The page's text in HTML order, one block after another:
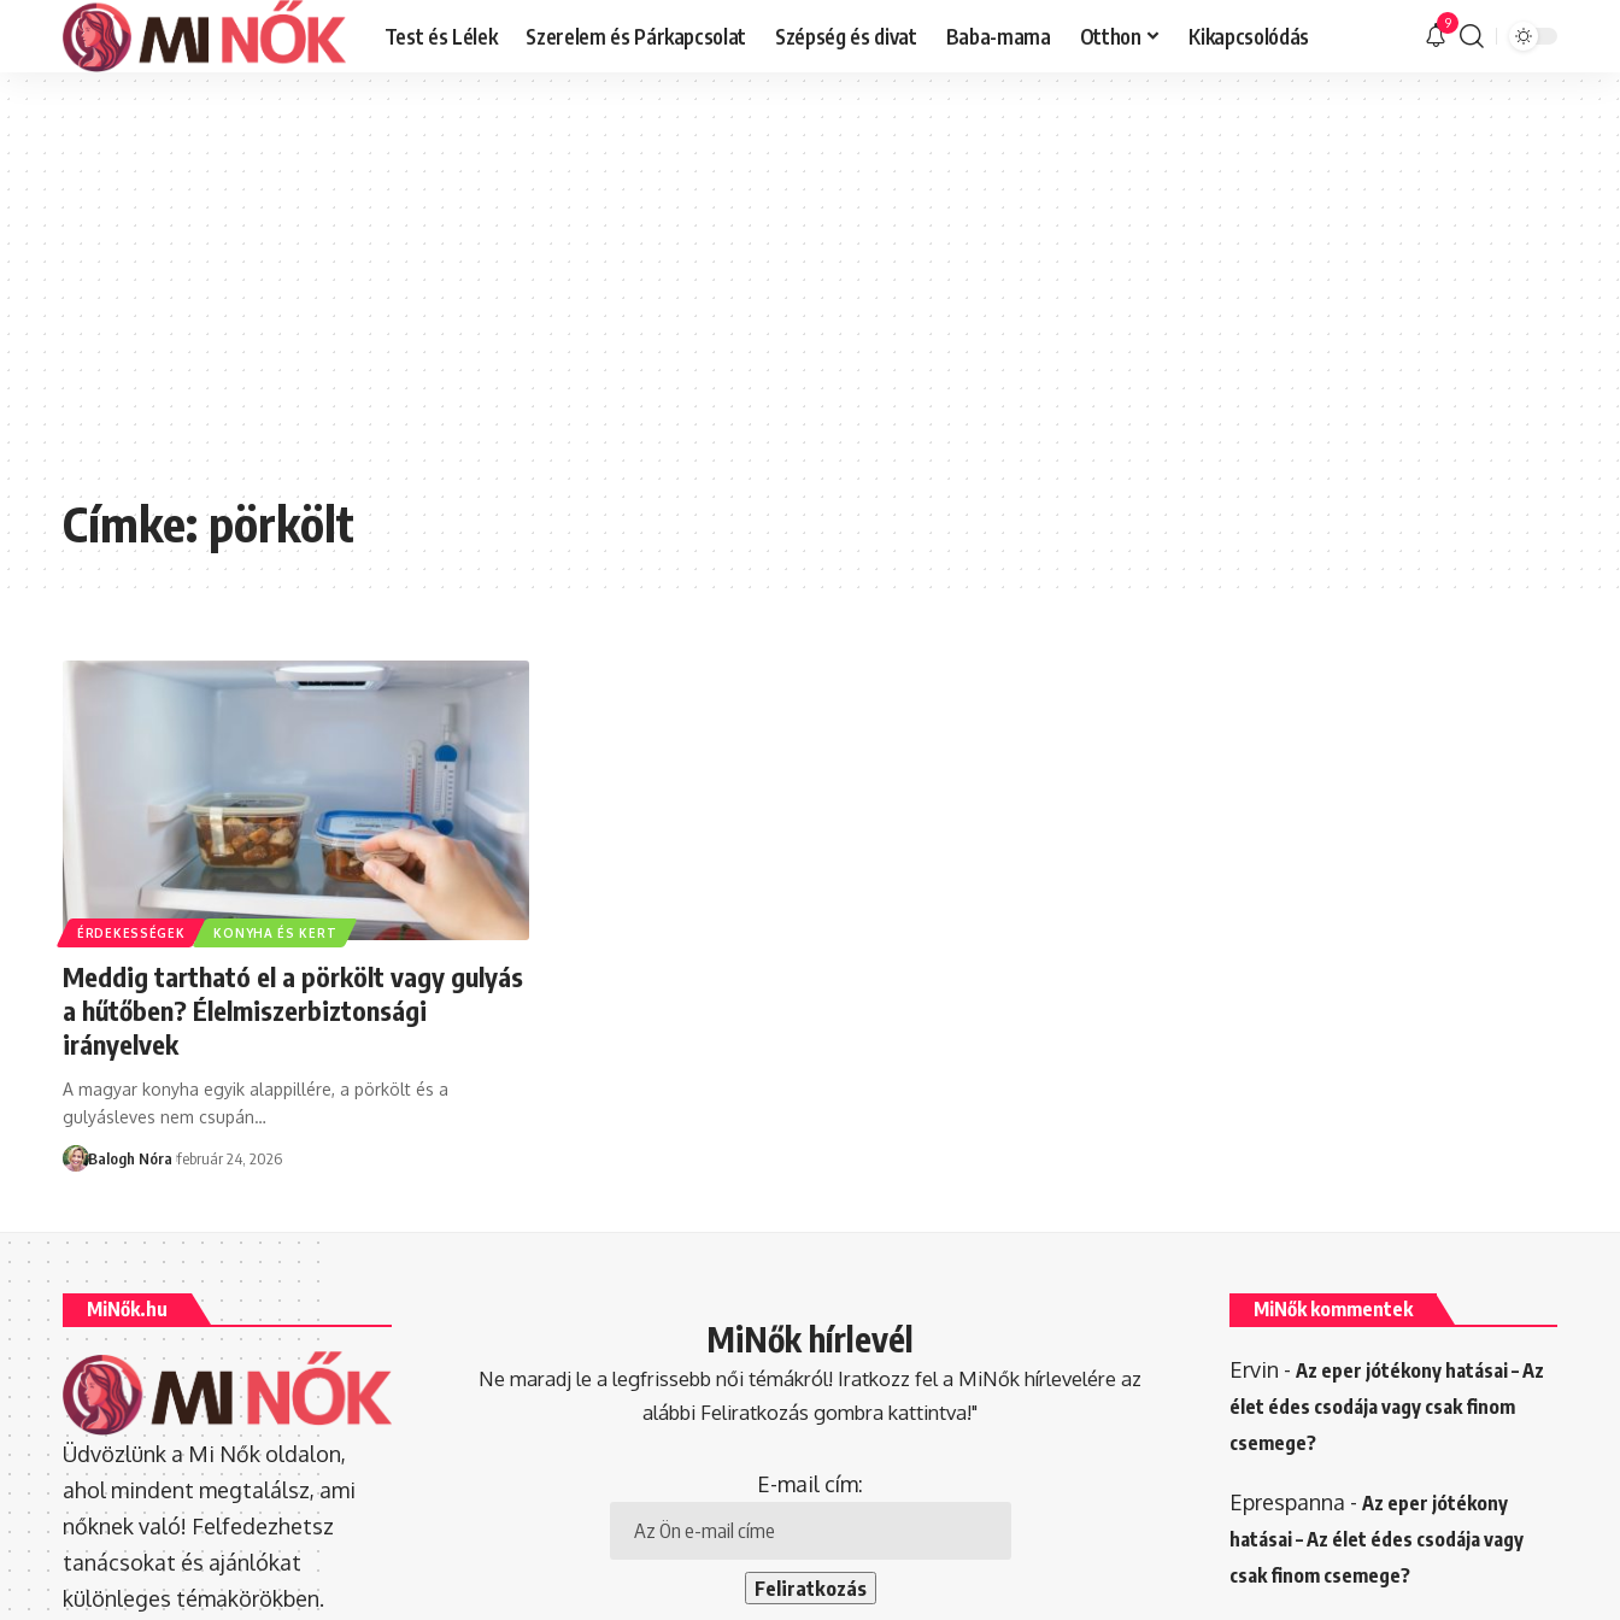
Test és Lélek Szerelem és Párkapcsolat Szépség és divat Baba-mama Otthon Kikapcsolódás 9
Címke:pörkölt
ÉRDEKESSÉGEK KONYHA ÉS KERT
Meddig tartható el a pörkölt vagy gulyás
a hűtőben? Élelmiszerbiztonsági
irányelvek
A magyar konyha egyik alappillére, a pörkölt és a
gulyásleves nem csupán…
Balogh Nóra február 24, 2026
MiNők.hu
Üdvözlünk a Mi Nők oldalon,
ahol mindent megtalálsz, ami
nőknek való! Felfedezhetsz
tanácsokat és ajánlókat
különleges témakörökben.
MiNők hírlevél
Ne maradj le a legfrissebb női témákról! Iratkozz fel a MiNők hírlevelére az
alábbi Feliratkozás gombra kattintva!"
E-mail cím:
MiNők kommentek
Ervin - Az eper jótékony hatásai – Az
élet édes csodája vagy csak finom
csemege?
Eprespanna - Az eper jótékony
hatásai – Az élet édes csodája vagy
csak finom csemege?